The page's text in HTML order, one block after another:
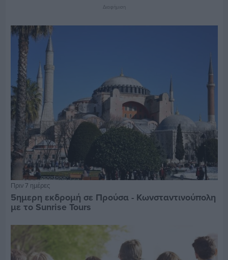
Διαφήμιση
Πριν 7 ημέρες
5ημερη εκδρομή σε Προύσα - Κωνσταντινούπολη
με το Sunrise Tours